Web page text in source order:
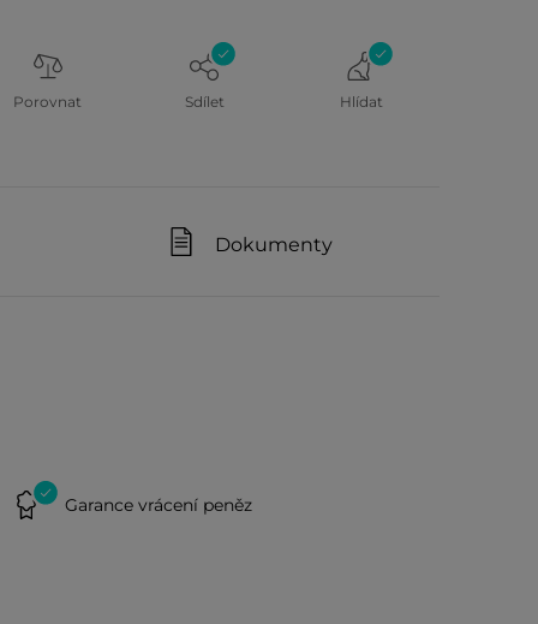
Porovnat Sdílet Hlídat
Dokumenty
Garance vrácení peněz